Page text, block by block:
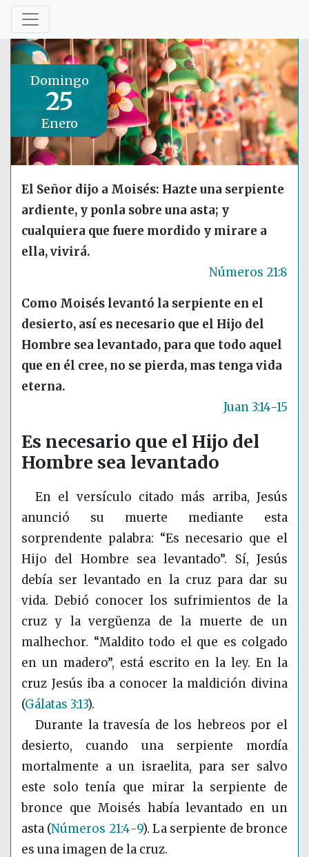
Domingo
25
Enero
El Señor dijo a Moisés: Hazte una serpiente
ardiente, y ponla sobre una asta; y
cualquiera que fuere mordido y mirare a
ella, vivirá.
Números 21:8
Como Moisés levantó la serpiente en el
desierto, así es necesario que el Hijo del
Hombre sea levantado, para que todo aquel
que en él cree, no se pierda, mas tenga vida
eterna.
Juan 3:14-15
Es necesario que el Hijo del
Hombre sea levantado
En el versículo citado más arriba, Jesús
anunció su muerte mediante esta
sorprendente palabra: “Es necesario que el
Hijo del Hombre sea levantado”. Sí, Jesús
debía ser levantado en la cruz para dar su
vida. Debió conocer los sufrimientos de la
cruz y la vergüenza de la muerte de un
malhechor. “Maldito todo el que es colgado
en un madero”, está escrito en la ley. En la
cruz Jesús iba a conocer la maldición divina
(Gálatas 3:13).
Durante la travesía de los hebreos por el
desierto, cuando una serpiente mordía
mortalmente a un israelita, para ser salvo
este solo tenía que mirar la serpiente de
bronce que Moisés había levantado en un
asta (Números 21:4-9). La serpiente de bronce
es una imagen de la cruz.